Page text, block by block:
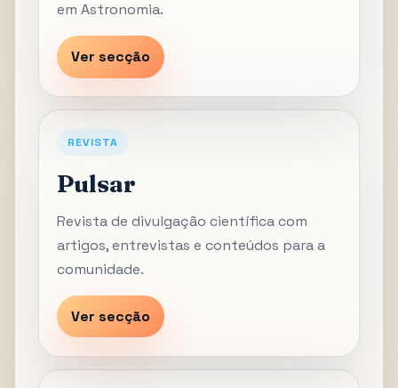
em Astronomia.
Ver secção
REVISTA
Pulsar
Revista de divulgação científica com
artigos, entrevistas e conteúdos para a
comunidade.
Ver secção